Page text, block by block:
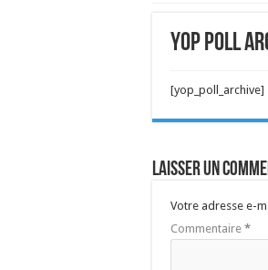
Yop Poll
[yop_poll_archive]
Laisser un
Votre adresse e-
Commentaire *